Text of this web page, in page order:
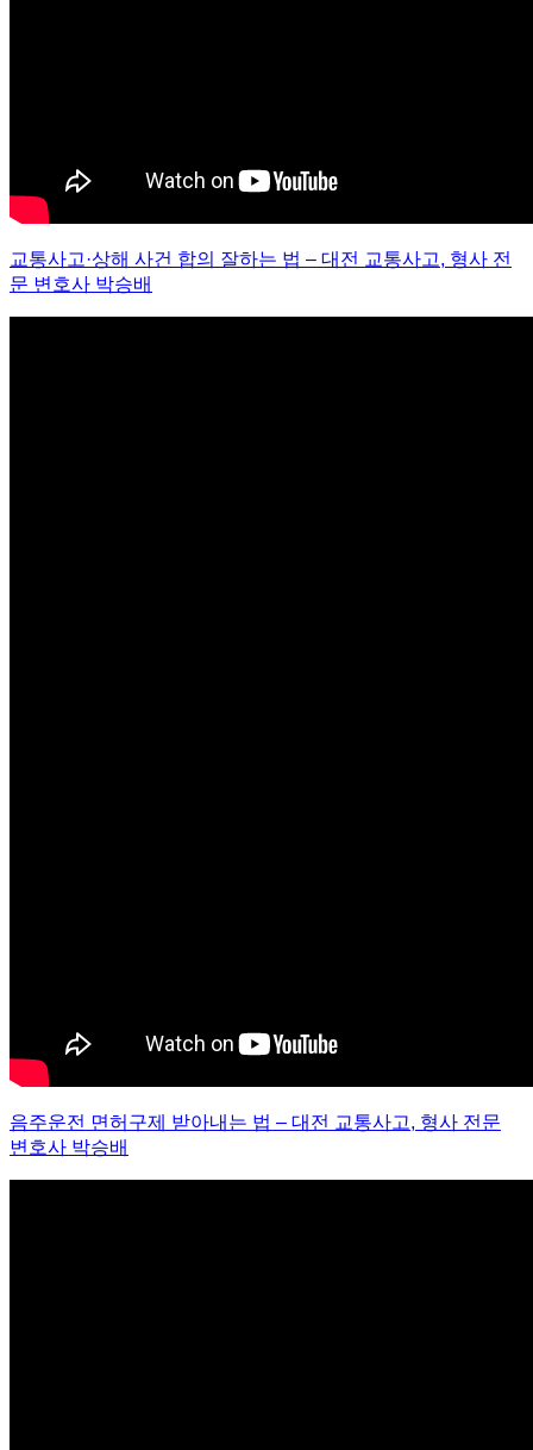
교통사고·상해 사건 합의 잘하는 법 – 대전 교통사고, 형사 전
문 변호사 박승배
음주운전 면허구제 받아내는 법 – 대전 교통사고, 형사 전문
변호사 박승배